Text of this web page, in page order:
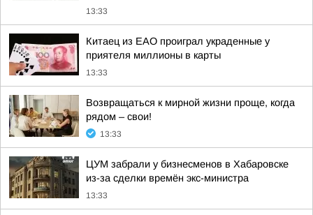
13:33
Китаец из ЕАО проиграл украденные у
приятеля миллионы в карты
13:33
Возвращаться к мирной жизни проще, когда
рядом – свои!
13:33
ЦУМ забрали у бизнесменов в Хабаровске
из-за сделки времён экс-министра
13:33